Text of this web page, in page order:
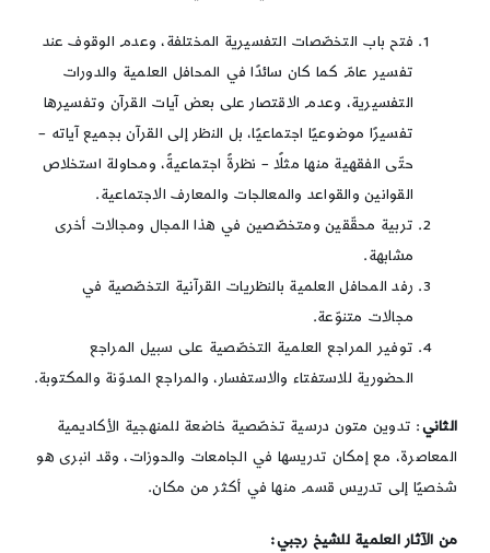
فتح باب التخصّصات التفسيرية المختلفة، وعدم الوقوف عند
تفسير عامّ كما كان سائدًا في المحافل العلمية والدورات
التفسيرية، وعدم الاقتصار على بعض آيات القرآن وتفسيرها
تفسيرًا موضوعيًا اجتماعيًا، بل النظر إلى القرآن بجميع آياته –
حتّى الفقهية منها مثلًا – نظرةً اجتماعيةً، ومحاولة استخلاص
القوانين والقواعد والمعالجات والمعارف الاجتماعية.
تربية محقّقين ومتخصّصين في هذا المجال ومجالات أخرى
مشابهة.
رفد المحافل العلمية بالنظريات القرآنية التخصّصية في
مجالات متنوّعة.
توفير المراجع العلمية التخصّصية على سبيل المراجع
الحضورية للاستفتاء والاستفسار، والمراجع المدوّنة والمكتوبة.
الثاني: تدوين متون درسية تخصّصية خاضعة للمنهجية الأكاديمية
المعاصرة، مع إمكان تدريسها في الجامعات والحوزات، وقد انبرى هو
شخصيًا إلى تدريس قسم منها في أكثر من مكان.
من الآثار العلمية للشيخ رجبي: